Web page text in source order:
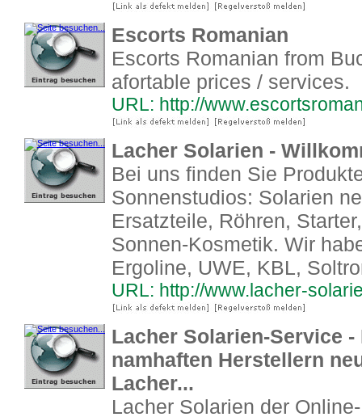
Escorts Romanian
Escorts Romanian from
afortable prices / services.
URL: http://
Lacher Solarien -
Bei uns finden Sie
Sonnenstudios: Solarien
Ersatzteile, Röhren,
Sonnen-Kosmetik. Wir
Ergoline, UWE, KBL,
URL: http://www.lacher-
Lacher Solarien-Service
namhaften Herstellern
Lacher...
Lacher Solarien der